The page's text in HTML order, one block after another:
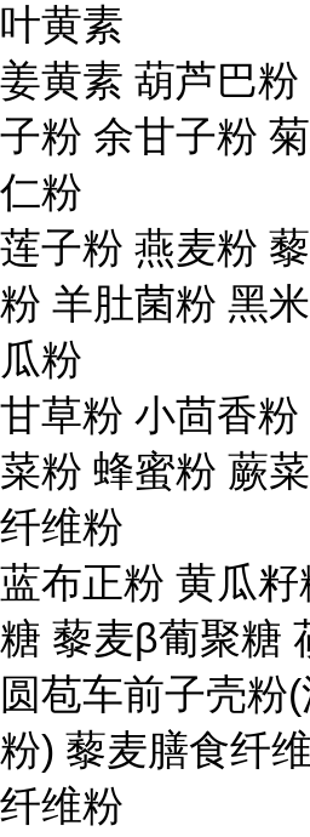
叶黄素
姜黄素 葫芦巴
子粉 余甘子粉
仁粉
莲子粉 燕麦粉
粉 羊肚菌粉 黑
瓜粉
甘草粉 小茴香
菜粉 蜂蜜粉 蕨
纤维粉
蓝布正粉 黄瓜
糖 藜麦β葡聚糖
圆苞车前子壳粉
粉) 藜麦膳食纤
纤维粉